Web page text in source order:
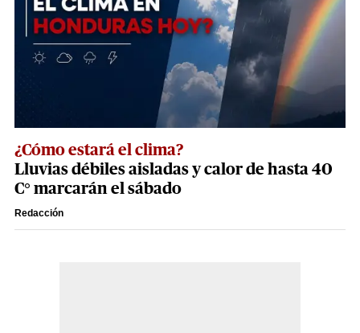
¿Cómo estará el clima?
Lluvias débiles aisladas y calor de hasta 40
C° marcarán el sábado
Redacción